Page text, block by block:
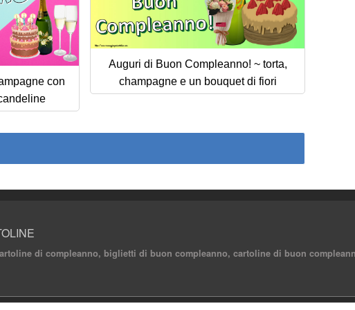
Auguri di Buon Compleanno! ~ torta,
champagne e un bouquet di fiori
con
di compleanno, biglietti di buon compleanno, cartoline di buon